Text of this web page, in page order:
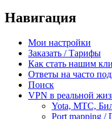
Навигация
Мои настройки
Заказать / Тарифы
Как стать нашим
Ответы на часто
Поиск
VPN в реальной
Yota, МТС,
Port mapping /